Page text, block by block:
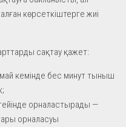
көрсеткіштерге жиі
сақтау қажет:
кемінде бес минут тыныш
орналастырады —
орналасуы